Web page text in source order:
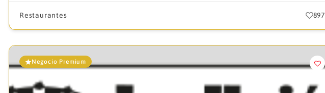
Restaurantes 897
Negocio Premium